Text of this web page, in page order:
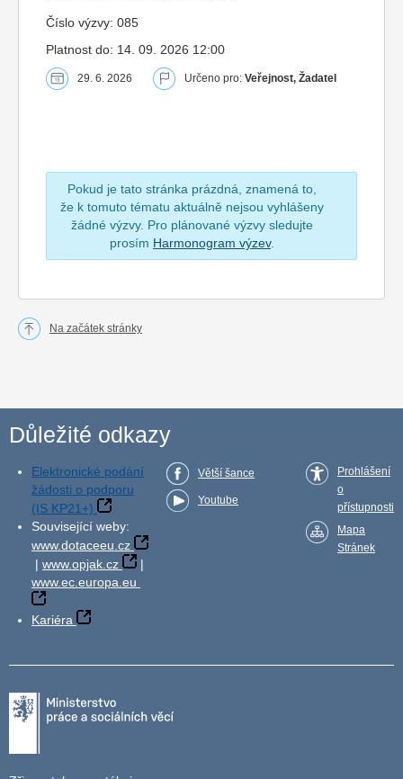
Číslo výzvy: 085
Platnost do: 14. 09. 2026 12:00
29. 6. 2026 Určeno pro: Veřejnost, Žadatel
Pokud je tato stránka prázdná, znamená to,
že k tomuto tématu aktuálně nejsou vyhlášeny
žádné výzvy. Pro plánované výzvy sledujte
prosím Harmonogram výzev.
Na začátek stránky
Důležité odkazy
Elektronické podání
žádosti o podporu
(IS KP21+)
Související weby:
www.dotaceeu.cz
| www.opjak.cz
|
www.ec.europa.eu
Kariéra
Větší šance
Youtube
Prohlášení
o
přístupnosti
Mapa
Stránek